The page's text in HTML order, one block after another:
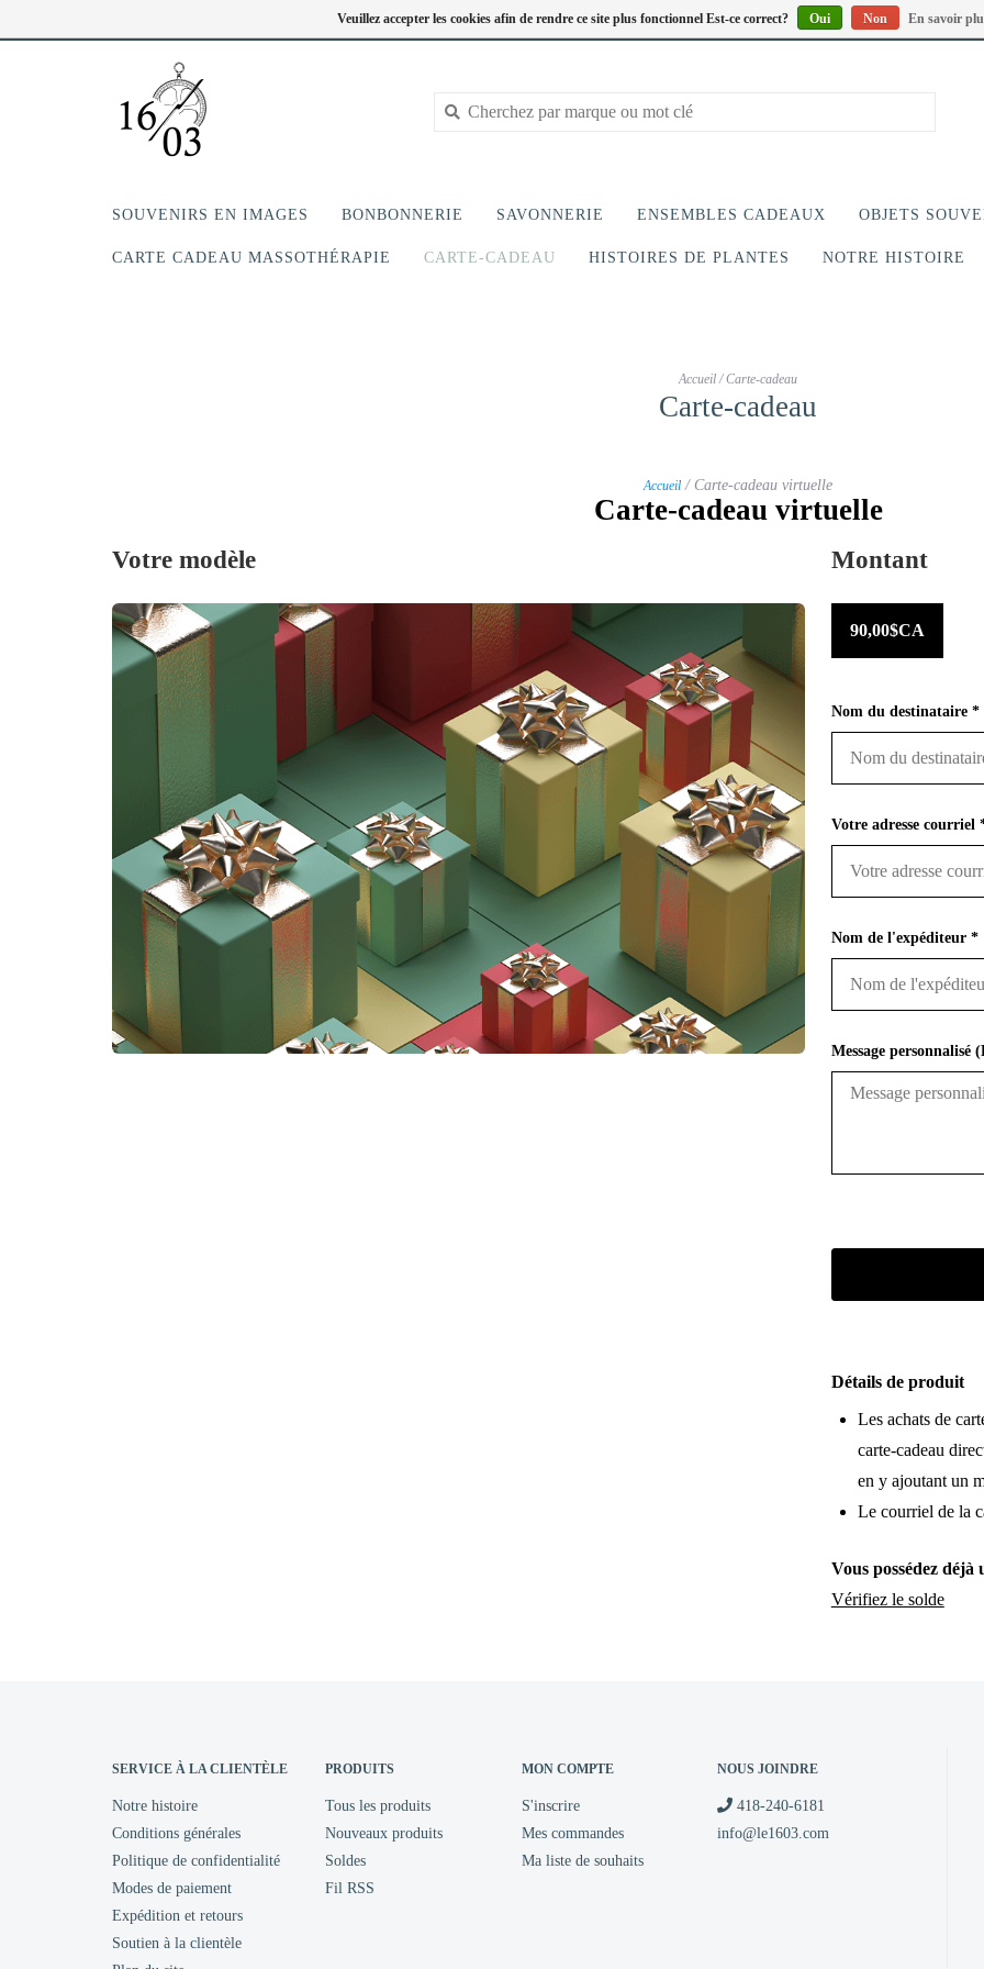
Se connecter
SOUVENIRS EN IMAGES BONBONNERIE SAVONNERIE ENSEMBLES CADEAUX OBJETS
CARTE CADEAU MASSOTHÉRAPIE CARTE-CADEAU HISTOIRES DE PLANTES NOTRE HISTOIRE
Accueil/Carte-cadeau
Carte-cadeau
Accueil / Carte-cadeau virtuelle
Carte-cadeau virtuelle
Votre modèle Montant
90,00$CA
Nom du destinataire *
Votre adresse courriel
Nom de l'expéditeur *
Message personnalisé
Détails de produit
Les achats de
carte-cadeau
en y ajoutant un
Le courriel de la
Vous possédez déjà
Vérifiez le solde
SERVICE À LA CLIENTÈLE
Notre histoire
Conditions générales
Politique de confidentialité
Modes de paiement
Expédition et retours
Soutien à la clientèle
PRODUITS
Tous les produits
Nouveaux produits
Soldes
Fil RSS
MON COMPTE
S'inscrire
Mes commandes
Ma liste de souhaits
NOUS JOINDRE
418-240-6181
info@le1603.com
Veuillez accepter les cookies afin de rendre ce site plus fonctionnel Est-ce correct? Oui Non En savoir